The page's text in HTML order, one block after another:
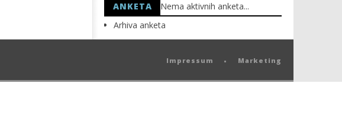
ANKETA
Nema aktivnih anketa...
Arhiva anketa
Impressum Marketing